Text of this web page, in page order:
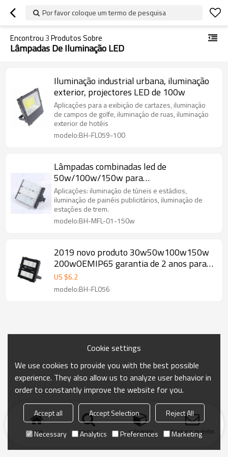
Por favor coloque um termo de pesquisa
Encontrou3Produtos Sobre
Lâmpadas De Iluminação LED
Iluminação industrial urbana, iluminação
exterior, projectores LED de 100w
Aplicações para a exibição de cartazes, iluminação
de campos de golfe, iluminação de ruas, iluminação
exterior de hotéis
modelo:BH-FL059-100
Lâmpadas combinadas led de
50w/100w/150w para
túneis/projectores de iluminação
industrial
Aplicações: iluminação de túneis e estádios,
iluminação de painéis publicitários, iluminação de
estações de trem.
modelo:BH-MFL-01-150w
2019 novo produto 30w50w100w150w
200wOEMIP65 garantia de 2 anos para
lâmpadas de iluminação led
US $6.2
modelo:BH-FL056
casa procurar categoria Enviar inquérito
Cookie settings
We use cookies to provide you with the best possible
experience. They also allow us to analyze user behavior in
order to constantly improve the website for you.
Accept all Accept Selection
Reject All
Necessary
Analytics Preferences Marketing